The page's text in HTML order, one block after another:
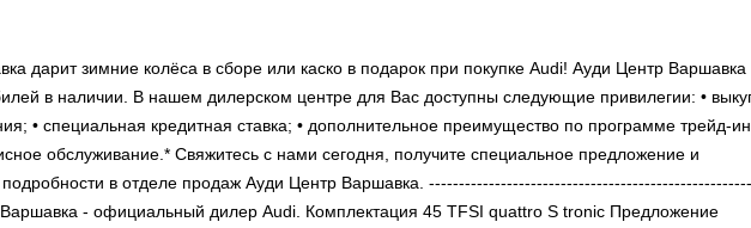
дарит зимние колёса в сборе или каско в подарок при покупке Audi! Ауди Центр Варшавка
в наличии. В нашем дилерском центре для Вас доступны следующие привилегии: •
• специальная кредитная ставка; • дополнительное преимущество по программе трейд-
обслуживание.* Свяжитесь с нами сегодня, получите специальное предложение и
в отделе продаж Ауди Центр Варшавка.
- официальный дилер Audi. Комплектация 45 TFSI quattro S tronic Предложение